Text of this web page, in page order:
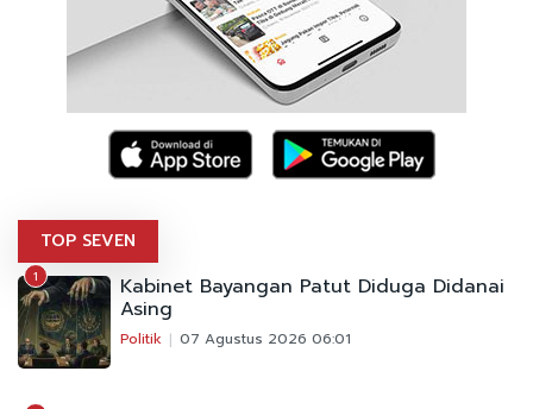
TOP SEVEN
1 Kabinet Bayangan Patut Diduga Didanai
Asing
Politik 07 Agustus 2026 06:01